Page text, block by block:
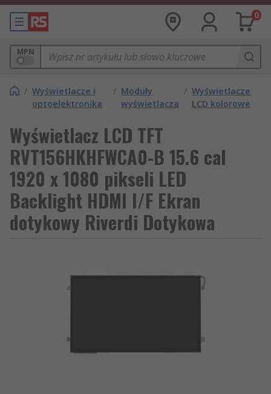
0
MPN
/ Wyświetlacze i
optoelektronika
/ Moduły
wyświetlacza
/ Wyświetlacze
LCD kolorowe
Wyświetlacz LCD TFT
RVT156HKHFWCA0-B 15.6 cal
1920 x 1080 pikseli LED
Backlight HDMI I/F Ekran
dotykowy Riverdi Dotykowa